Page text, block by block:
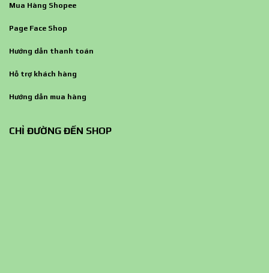
Mua Hàng Shopee
Page Face Shop
Hướng dẫn thanh toán
Hỗ trợ khách hàng
Hướng dẫn mua hàng
CHỈ ĐƯỜNG ĐẾN SHOP